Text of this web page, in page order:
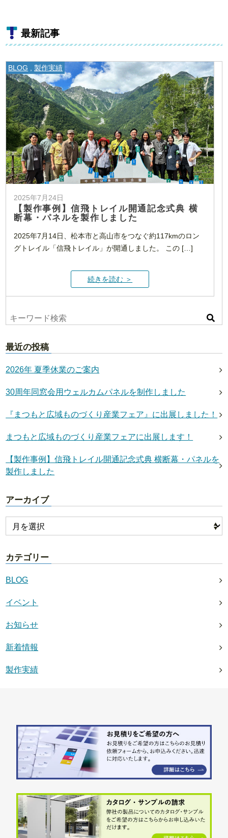
最新記事
BLOG 製作実績
2025年7月24日
【製作事例】信飛トレイル開通記念式典 横
断幕・パネルを製作しました
2025年7月14日、松本市と高山市をつなぐ約117kmのロン
グトレイル「信飛トレイル」が開通しました。 この […]
続きを読む ＞
最近の投稿
2026年 夏季休業のご案内
30周年同窓会用ウェルカムパネルを制作しました
『まつもと広域ものづくり産業フェア』に出展しました！
まつもと広域ものづくり産業フェアに出展します！
【製作事例】信飛トレイル開通記念式典 横断幕・パネルを
製作しました
アーカイブ
カテゴリー
BLOG
イベント
お知らせ
新着情報
製作実績